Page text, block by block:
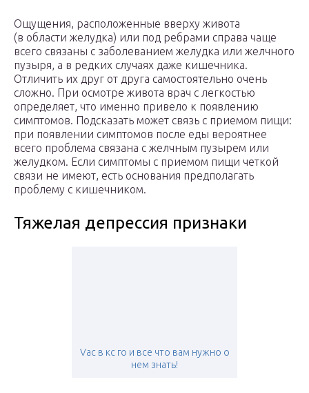
Ощущения, расположенные вверху живота
(в области желудка) или под ребрами справа чаще
всего связаны с заболеванием желудка или желчного
пузыря, а в редких случаях даже кишечника.
Отличить их друг от друга самостоятельно очень
сложно. При осмотре живота врач с легкостью
определяет, что именно привело к появлению
симптомов. Подсказать может связь с приемом пищи:
при появлении симптомов после еды вероятнее
всего проблема связана с желчным пузырем или
желудком. Если симптомы с приемом пищи четкой
связи не имеют, есть основания предполагать
проблему с кишечником.
Тяжелая депрессия признаки
Vac в кс го и все что вам нужно о
нем знать!